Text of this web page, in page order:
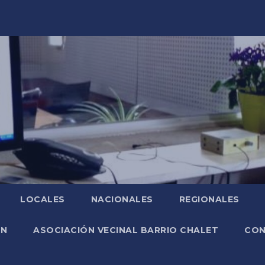
LOCALES NACIONALES REGIONALES
ASOCIACIÓN VECINAL BARRIO CHALET